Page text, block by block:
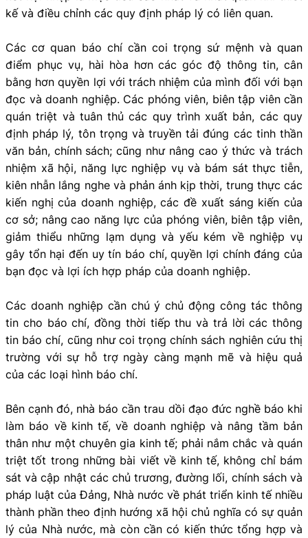
kế và điều chỉnh các quy định pháp lý có liên quan.
Các cơ quan báo chí cần coi trọng sứ mệnh và quan
điểm phục vụ, hài hòa hơn các góc độ thông tin, cân
bằng hơn quyền lợi với trách nhiệm của mình đối với bạn
đọc và doanh nghiệp. Các phóng viên, biên tập viên cần
quán triệt và tuân thủ các quy trình xuất bản, các quy
định pháp lý, tôn trọng và truyền tải đúng các tinh thần
văn bản, chính sách; cũng như nâng cao ý thức và trách
nhiệm xã hội, năng lực nghiệp vụ và bám sát thực tiễn,
kiên nhẫn lắng nghe và phản ánh kịp thời, trung thực các
kiến nghị của doanh nghiệp, các đề xuất sáng kiến của
cơ sở; nâng cao năng lực của phóng viên, biên tập viên,
giảm thiểu những lạm dụng và yếu kém về nghiệp vụ
gây tổn hại đến uy tín báo chí, quyền lợi chính đáng của
bạn đọc và lợi ích hợp pháp của doanh nghiệp.
Các doanh nghiệp cần chú ý chủ động công tác thông
tin cho báo chí, đồng thời tiếp thu và trả lời các thông
tin báo chí, cũng như coi trọng chính sách nghiên cứu thị
trường với sự hỗ trợ ngày càng mạnh mẽ và hiệu quả
của các loại hình báo chí.
Bên cạnh đó, nhà báo cần trau dồi đạo đức nghề báo khi
làm báo về kinh tế, về doanh nghiệp và nâng tầm bản
thân như một chuyên gia kinh tế; phải nắm chắc và quán
triệt tốt trong những bài viết về kinh tế, không chỉ bám
sát và cập nhật các chủ trương, đường lối, chính sách và
pháp luật của Đảng, Nhà nước về phát triển kinh tế nhiều
thành phần theo định hướng xã hội chủ nghĩa có sự quản
lý của Nhà nước, mà còn cần có kiến thức tổng hợp và